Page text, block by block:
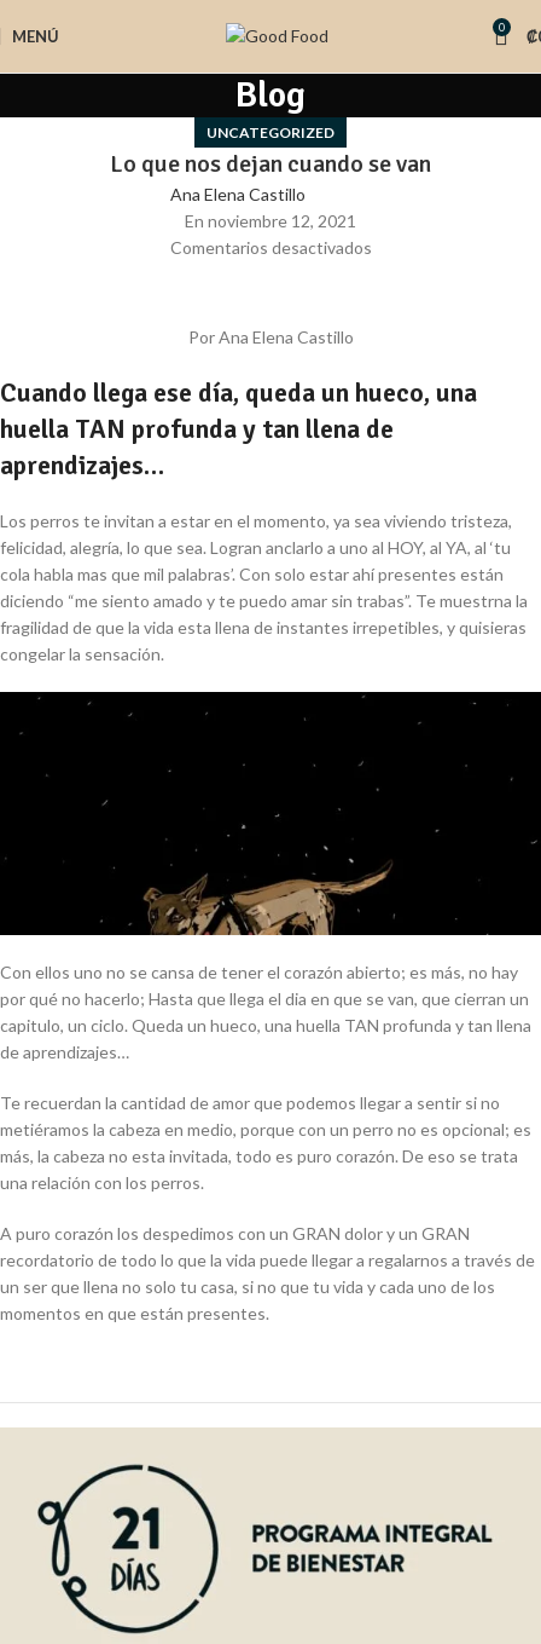
MENÚ 0 ₡
Blog
UNCATEGORIZED
Lo que nos dejan cuando se van
Ana Elena Castillo
En noviembre 12, 2021
Comentarios desactivados
Por Ana Elena Castillo
Cuando llega ese día, queda un hueco, una
huella TAN profunda y tan llena de
aprendizajes…
Los perros te invitan a estar en el momento, ya sea viviendo tristeza,
felicidad, alegría, lo que sea. Logran anclarlo a uno al HOY, al YA, al ‘tu
cola habla mas que mil palabras’. Con solo estar ahí presentes están
diciendo “me siento amado y te puedo amar sin trabas”. Te muestrna la
fragilidad de que la vida esta llena de instantes irrepetibles, y quisieras
congelar la sensación.
Con ellos uno no se cansa de tener el corazón abierto; es más, no hay
por qué no hacerlo; Hasta que llega el dia en que se van, que cierran un
capitulo, un ciclo. Queda un hueco, una huella TAN profunda y tan llena
de aprendizajes…
Te recuerdan la cantidad de amor que podemos llegar a sentir si no
metiéramos la cabeza en medio, porque con un perro no es opcional; es
más, la cabeza no esta invitada, todo es puro corazón. De eso se trata
una relación con los perros.
A puro corazón los despedimos con un GRAN dolor y un GRAN
recordatorio de todo lo que la vida puede llegar a regalarnos a través de
un ser que llena no solo tu casa, si no que tu vida y cada uno de los
momentos en que están presentes.